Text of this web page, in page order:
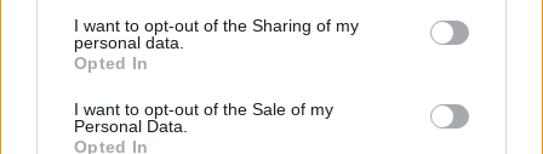
I want to opt-out of the Sharing of my
personal data.
Opted In
I want to opt-out of the Sale of my
Personal Data.
Opted In
συναντούν τις « Χρυσοχέρες»
Εκδήλωση τιμής και μνήμης για τους 35 Εθνομάρτυρες στο
Σάρχο